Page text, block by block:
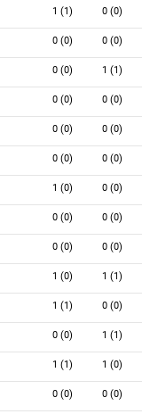
1 (1) 0 (0)
0 (0) 0 (0)
0 (0) 1 (1)
0 (0) 0 (0)
0 (0) 0 (0)
0 (0) 0 (0)
1 (0) 0 (0)
0 (0) 0 (0)
0 (0) 0 (0)
1 (0) 1 (1)
1 (1) 0 (0)
0 (0) 1 (1)
1 (1) 1 (0)
0 (0) 0 (0)